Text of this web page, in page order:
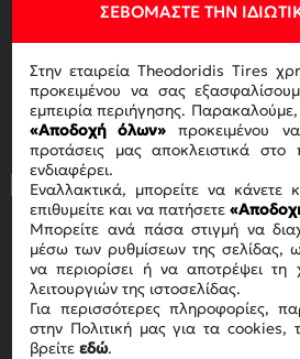
ΓΙΑ ΝΑ
Με την
αποδέχεστε τους
ΧΡΗΣΗΣ.
ΕΓΓΡΑΦΗ
ΣΕΒΌΜΑΣΤΕ ΤΗΝ
Στην εταιρεία Theodoridis Tires
προκειμένου να σας
εμπειρία περιήγησης. Παρακαλούμε,
«Αποδοχή όλων» προκειμένου
προτάσεις μας αποκλειστικά στο
ενδιαφέρει.
Εναλλακτικά, μπορείτε να κάνετε
επιθυμείτε και να πατήσετε
Μπορείτε ανά πάσα στιγμή να
μέσω των ρυθμίσεων της σελίδας,
να περιορίσει ή να αποτρέψει τη
λειτουργιών της ιστοσελίδας.
Για περισσότερες πληροφορίες,
στην Πολιτική μας για τα cookies,
βρείτεεδώ.